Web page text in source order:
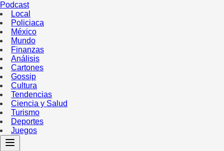
Podcast
Local
Policiaca
México
Mundo
Finanzas
Análisis
Cartones
Gossip
Cultura
Tendencias
Ciencia y Salud
Turismo
Deportes
Juegos